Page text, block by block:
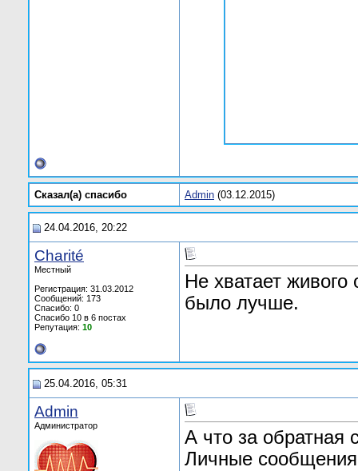
Сказал(а) cпасибо Admin (03.12.2015)
24.04.2016, 20:22
Charité
Местный
Регистрация: 31.03.2012
Сообщений: 173
Спасибо: 0
Спасибо 10 в 6 постах
Репутация: 10
Не хватает
было лучше.
25.04.2016, 05:31
Admin
Администратор
А что за обратная
Личные